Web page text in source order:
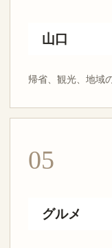
山口
帰省、観光、地域
05
グルメ